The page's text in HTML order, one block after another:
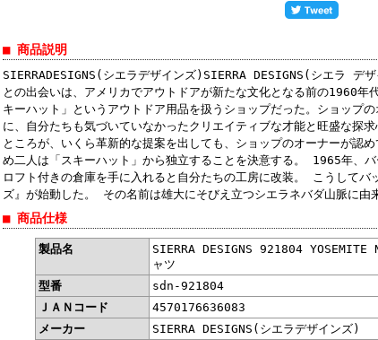
■ 商品説明
SIERRADESIGNS(シエラデザインズ)SIERRA DESIGNS(シエラ デ
との出会いは、アメリカでアウトドアが新たな文化となる前の1960年
キーハット」というアウトドア用品を扱うショップだった。ショップ
に、自分たちも気づいていなかったクリエイティブな才能と旺盛な探
ところが、いくら革新的な提案を出しても、ショップのオーナーが認
め二人は「スキーハット」から独立することを決意する。 1965年、
ロフト付きの倉庫を手に入れると自分たちの工房に改装。 こうしてバ
ズ』が始動した。 その名前は雄大にそびえ立つシエラネバダ山脈に由
■ 商品仕様
製品名
SIERRA DESIGNS 921804 YOSEMITE
ャツ
型番
sdn-921804
ＪＡＮコード
4570176636083
メーカー
SIERRA DESIGNS(シエラデザインズ)